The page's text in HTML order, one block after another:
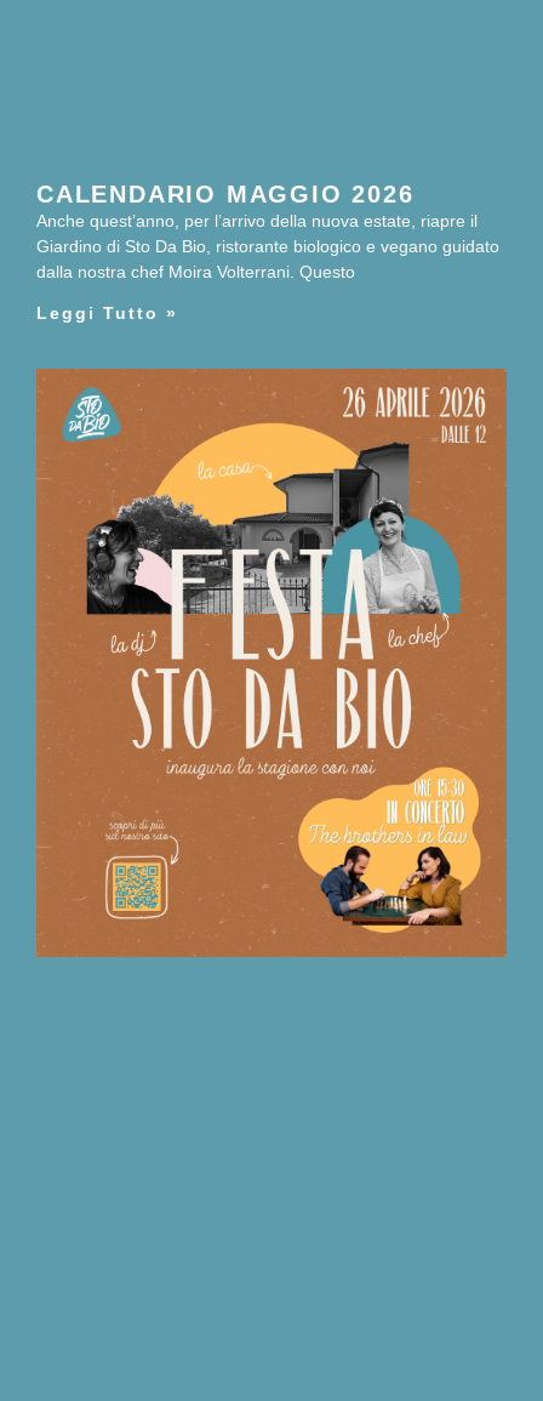
CALENDARIO MAGGIO 2026
Anche quest’anno, per l’arrivo della nuova estate, riapre il
Giardino di Sto Da Bio, ristorante biologico e vegano guidato
dalla nostra chef Moira Volterrani. Questo
Leggi Tutto »